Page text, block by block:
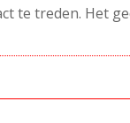
te treden. Het